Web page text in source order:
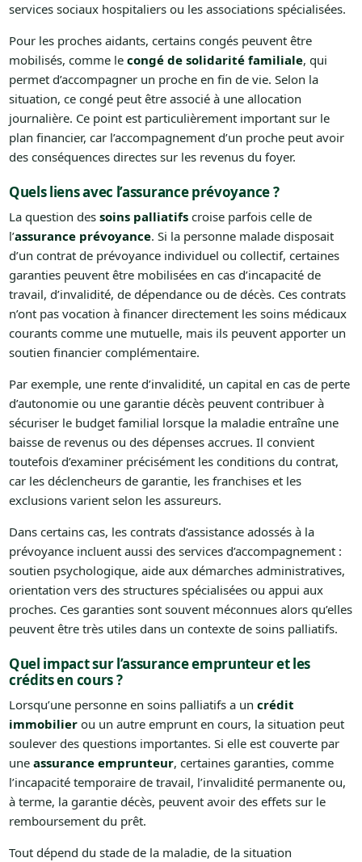
services sociaux hospitaliers ou les associations spécialisées.
Pour les proches aidants, certains congés peuvent être
mobilisés, comme le congé de solidarité familiale, qui
permet d’accompagner un proche en fin de vie. Selon la
situation, ce congé peut être associé à une allocation
journalière. Ce point est particulièrement important sur le
plan financier, car l’accompagnement d’un proche peut avoir
des conséquences directes sur les revenus du foyer.
Quels liens avec l’assurance prévoyance ?
La question des soins palliatifscroise parfois celle de
l’assurance prévoyance. Si la personne malade disposait
d’un contrat de prévoyance individuel ou collectif, certaines
garanties peuvent être mobilisées en cas d’incapacité de
travail, d’invalidité, de dépendance ou de décès. Ces contrats
n’ont pas vocation à financer directement les soins médicaux
courants comme une mutuelle, mais ils peuvent apporter un
soutien financier complémentaire.
Par exemple, une rente d’invalidité, un capital en cas de perte
d’autonomie ou une garantie décès peuvent contribuer à
sécuriser le budget familial lorsque la maladie entraîne une
baisse de revenus ou des dépenses accrues. Il convient
toutefois d’examiner précisément les conditions du contrat,
car les déclencheurs de garantie, les franchises et les
exclusions varient selon les assureurs.
Dans certains cas, les contrats d’assistance adossés à la
prévoyance incluent aussi des services d’accompagnement :
soutien psychologique, aide aux démarches administratives,
orientation vers des structures spécialisées ou appui aux
proches. Ces garanties sont souvent méconnues alors qu’elles
peuvent être très utiles dans un contexte de soins palliatifs.
Quel impact sur l’assurance emprunteur et les
crédits en cours ?
Lorsqu’une personne en soins palliatifs a un crédit
immobilierou un autre emprunt en cours, la situation peut
soulever des questions importantes. Si elle est couverte par
une assurance emprunteur, certaines garanties, comme
l’incapacité temporaire de travail, l’invalidité permanente ou,
à terme, la garantie décès, peuvent avoir des effets sur le
remboursement du prêt.
Tout dépend du stade de la maladie, de la situation